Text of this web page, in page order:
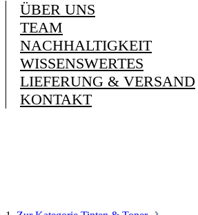
ÜBER UNS
TEAM
NACHHALTIGKEIT
WISSENSWERTES
LIEFERUNG & VERSAND
KONTAKT